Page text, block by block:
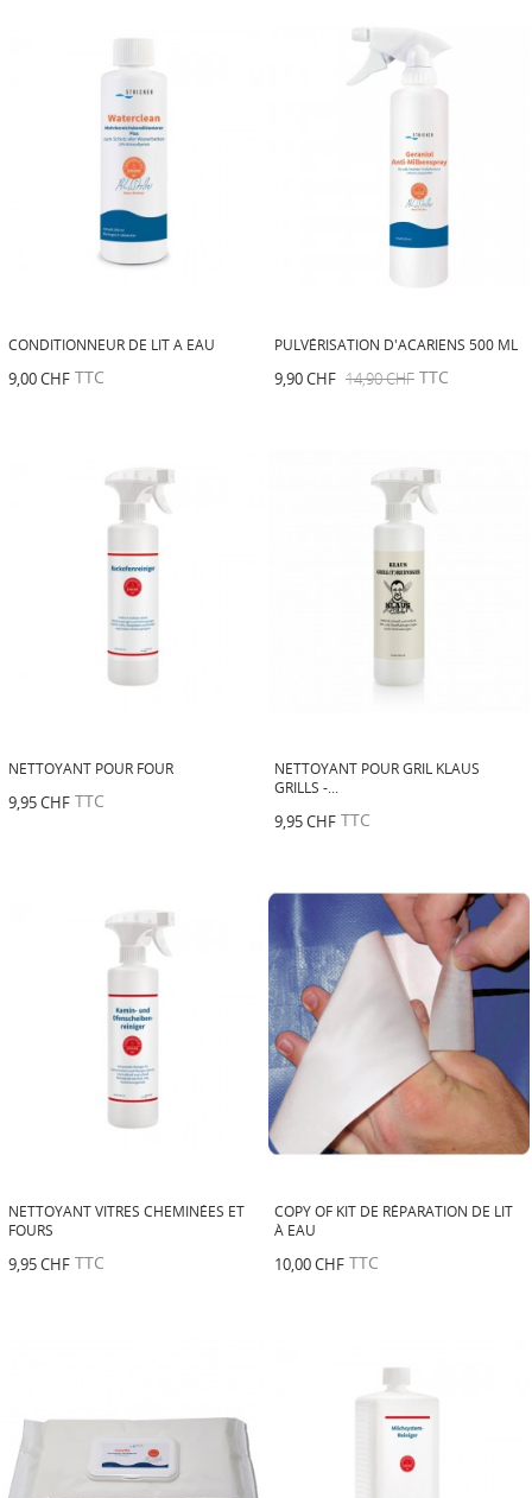
CONDITIONNEUR DE LIT A EAU
9,00 CHF TTC
PULVÉRISATION D'ACARIENS 500 ML
9,90 CHF 14,90 CHF TTC
NETTOYANT POUR FOUR
9,95 CHF TTC
NETTOYANT POUR GRIL KLAUS
GRILLS -...
9,95 CHF TTC
NETTOYANT VITRES CHEMINÉES ET
FOURS
9,95 CHF TTC
COPY OF KIT DE RÉPARATION DE LIT
À EAU
10,00 CHF TTC